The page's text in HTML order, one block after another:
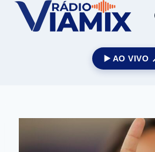
▶️ AO VIVO